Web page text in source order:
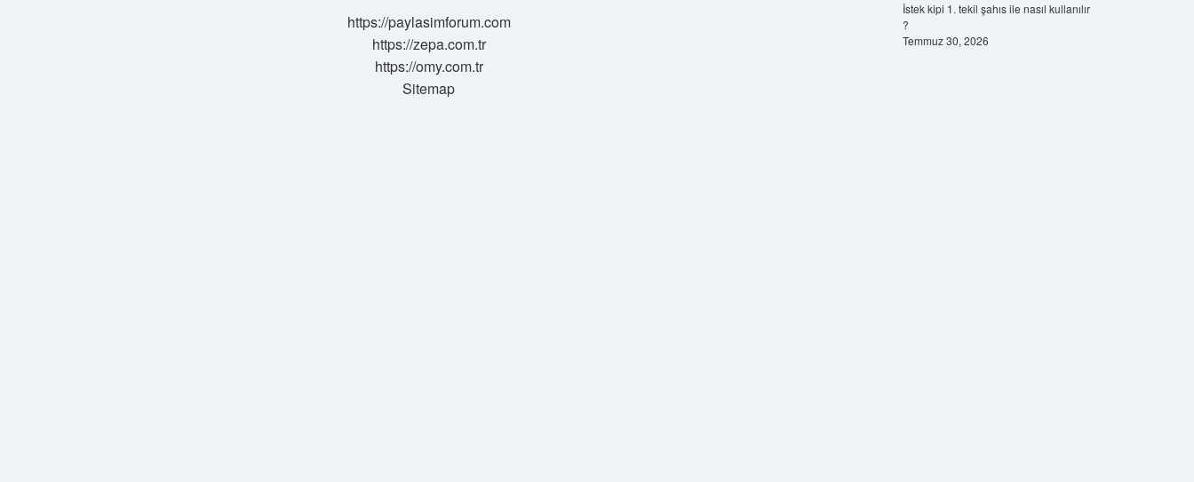
https://paylasimforum.com
https://zepa.com.tr
https://omy.com.tr
Sitemap
İstek kipi 1. tekil şahıs ile nasıl kullanılır
?
Temmuz 30, 2026